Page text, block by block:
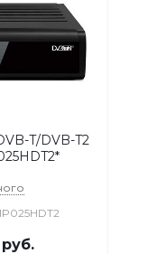
T/DVB-T2